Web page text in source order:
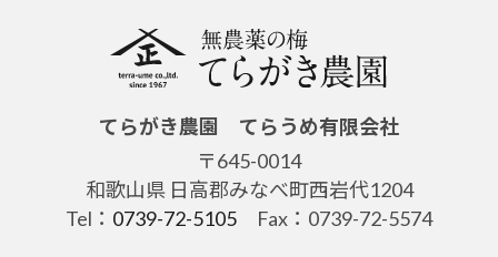
てらがき農園 てらうめ有限会社
〒645-0014
和歌山県 日高郡みなべ町西岩代1204
Tel： 0739-72-5105 Fax：0739-72-5574